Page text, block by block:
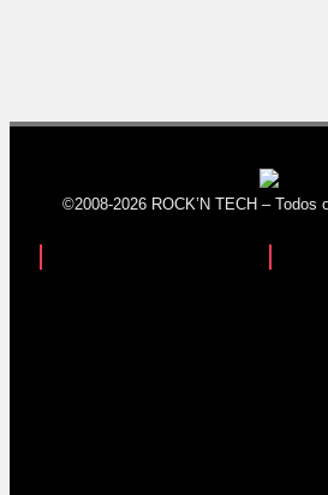
©2008-2026 ROCK’N TECH – Todos